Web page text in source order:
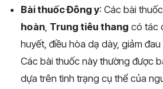
Bài thuốc Đông y: Các bài
hoàn, Trung tiêu thang có tác
huyết, điều hòa dạ dày, giảm
Các bài thuốc này thường được
dựa trên tình trạng cụ thể của